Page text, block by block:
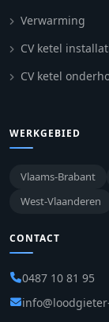
Verwarming
CV ketel
CV ketel
WERKGEBIED
Vlaams-Brabant
West-Vlaanderen
CONTACT
0487 10 81 95